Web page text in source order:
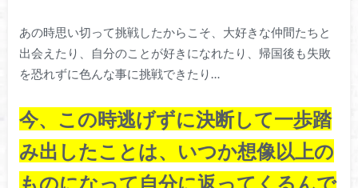
あの時思い切って挑戦したからこそ、大好きな仲間たちと
出会えたり、自分のことが好きになれたり、帰国後も失敗
を恐れずに色んな事に挑戦できたり…
今、この時逃げずに決断して一歩踏
み出したことは、いつか想像以上の
ものになって自分に返ってくるんで